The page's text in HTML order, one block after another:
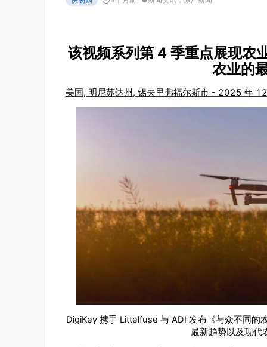
该视频系列第 4 季重点展现农
农业的
美国 , 明尼苏达州 , 锡夫里弗福尔斯市 - 2025 年
DigiKey 携手Littelfuse 与ADI 发布《与众不同的
最新趋势以及现代